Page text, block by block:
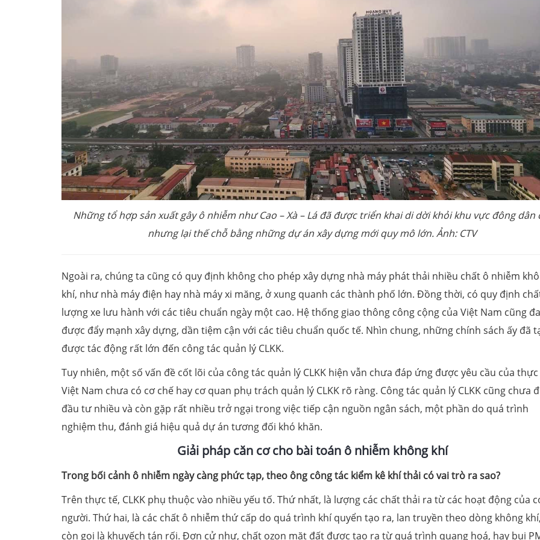
Những tổ hợp sản xuất gây ô nhiễm như Cao – Xà – Lá đã được triển khai di dời khỏi khu vực đông dân
nhưng lại thế chỗ bằng những dự án xây dựng mới quy mô lớn. Ảnh: CTV
Ngoài ra, chúng ta cũng có quy định không cho phép xây dựng nhà máy phát thải nhiều chất ô nhiễm
khí, như nhà máy điện hay nhà máy xi măng, ở xung quanh các thành phố lớn. Đồng thời, có quy định
lượng xe lưu hành với các tiêu chuẩn ngày một cao. Hệ thống giao thông công cộng của Việt Nam cũng
được đẩy mạnh xây dựng, dần tiệm cận với các tiêu chuẩn quốc tế. Nhìn chung, những chính sách ấy đã
được tác động rất lớn đến công tác quản lý CLKK.
Tuy nhiên, một số vấn đề cốt lõi của công tác quản lý CLKK hiện vẫn chưa đáp ứng được yêu cầu của
Việt Nam chưa có cơ chế hay cơ quan phụ trách quản lý CLKK rõ ràng. Công tác quản lý CLKK cũng chưa
đầu tư nhiều và còn gặp rất nhiều trở ngại trong việc tiếp cận nguồn ngân sách, một phần do quá trình
nghiệm thu, đánh giá hiệu quả dự án tương đối khó khăn.
Giải pháp căn cơ cho bài toán ô nhiễm không khí
Trong bối cảnh ô nhiễm ngày càng phức tạp, theo ông công tác kiểm kê khí thải có vai trò ra sao?
Trên thực tế, CLKK phụ thuộc vào nhiều yếu tố. Thứ nhất, là lượng các chất thải ra từ các hoạt động của
người. Thứ hai, là các chất ô nhiễm thứ cấp do quá trình khí quyển tạo ra, lan truyền theo dòng không
còn gọi là khuyếch tán rối. Đơn cử như, chất ozon mặt đất được tạo ra từ quá trình quang hoá, hay bụi